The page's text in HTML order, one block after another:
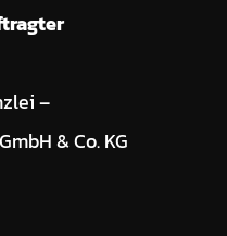
–
& Co. KG